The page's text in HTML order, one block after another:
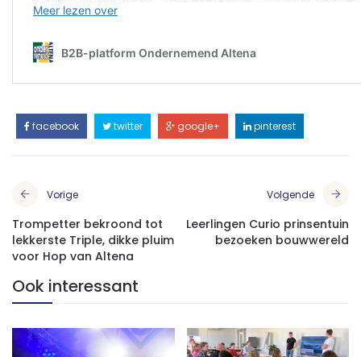
facebook twitter google+ pinterest
Vorige
Trompetter bekroond tot
lekkerste Triple, dikke pluim
voor Hop van Altena
Volgende
Leerlingen Curio prinsentuin
bezoeken bouwwereld
Ook interessant